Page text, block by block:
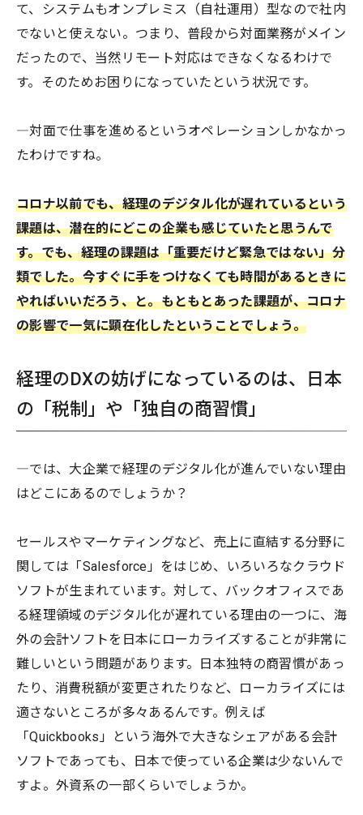
て、システムもオンプレミス（自社運用）型なので社内
でないと使えない。つまり、普段から対面業務がメイン
だったので、当然リモート対応はできなくなるわけで
す。そのためお困りになっていたという状況です。
―対面で仕事を進めるというオペレーションしかなかっ
たわけですね。
コロナ以前でも、経理のデジタル化が遅れているという
課題は、潜在的にどこの企業も感じていたと思うんで
す。でも、経理の課題は「重要だけど緊急ではない」分
類でした。今すぐに手をつけなくても時間があるときに
やればいいだろう、と。もともとあった課題が、コロナ
の影響で一気に顕在化したということでしょう。
経理のDXの妨げになっているのは、日本
の「税制」や「独自の商習慣」
―では、大企業で経理のデジタル化が進んでいない理由
はどこにあるのでしょうか？
セールスやマーケティングなど、売上に直結する分野に
関しては「Salesforce」をはじめ、いろいろなクラウド
ソフトが生まれています。対して、バックオフィスであ
る経理領域のデジタル化が遅れている理由の一つに、海
外の会計ソフトを日本にローカライズすることが非常に
難しいという問題があります。日本独特の商習慣があっ
たり、消費税額が変更されたりなど、ローカライズには
適さないところが多々あるんです。例えば
「Quickbooks」という海外で大きなシェアがある会計
ソフトであっても、日本で使っている企業は少ないんで
すよ。外資系の一部くらいでしょうか。